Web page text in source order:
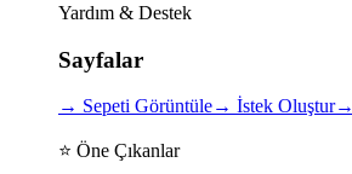
Yardım & Destek
Sayfalar
→ Sepeti Görüntüle→ İstek Oluştur→
⭐ Öne Çıkanlar